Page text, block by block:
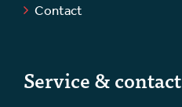
Contact
Service & contact